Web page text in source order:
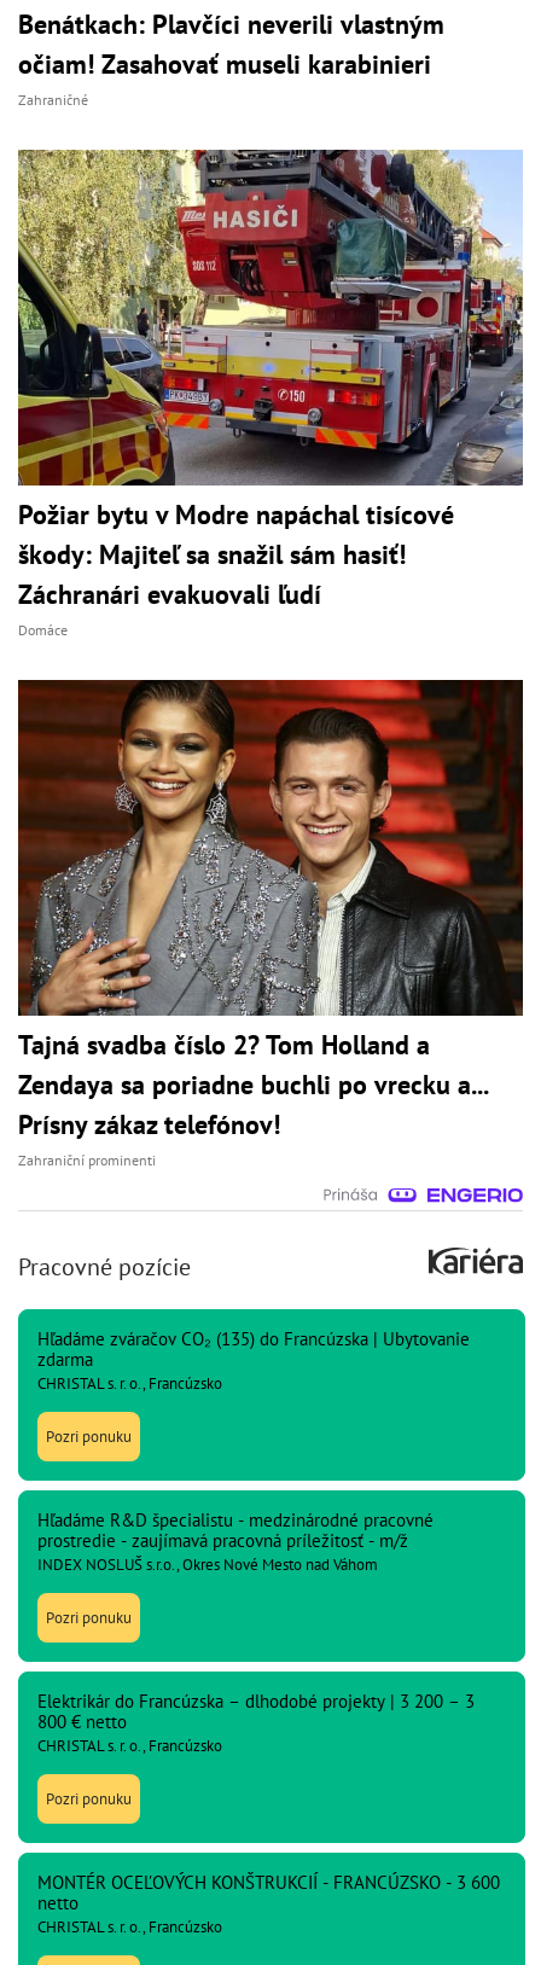
Benátkach: Plavčíci neverili vlastným
očiam! Zasahovať museli karabinieri
Zahraničné
Požiar bytu v Modre napáchal tisícové
škody: Majiteľ sa snažil sám hasiť!
Záchranári evakuovali ľudí
Domáce
Tajná svadba číslo 2? Tom Holland a
Zendaya sa poriadne buchli po vrecku a...
Prísny zákaz telefónov!
Zahraniční prominenti
Pracovné pozície
Hľadáme zváračov CO₂ (135) do Francúzska | Ubytovanie
zdarma
CHRISTAL s. r. o., Francúzsko
Pozri ponuku
Hľadáme R&D špecialistu - medzinárodné pracovné
prostredie - zaujímavá pracovná príležitosť - m/ž
INDEX NOSLUŠ s.r.o., Okres Nové Mesto nad Váhom
Pozri ponuku
Elektrikár do Francúzska – dlhodobé projekty | 3 200 – 3
800 € netto
CHRISTAL s. r. o., Francúzsko
Pozri ponuku
MONTÉR OCEĽOVÝCH KONŠTRUKCIÍ - FRANCÚZSKO - 3 600
netto
CHRISTAL s. r. o., Francúzsko